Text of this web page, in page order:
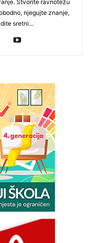
Stvorite ravnotežu
njegujte znanje,
sretni...